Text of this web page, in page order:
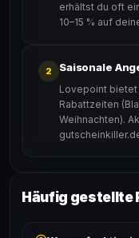
erhältst du oft
10–15 % auf
2 Saisonale
Lovepoint
Rabattzeiten
Weihnachten).
Häufig gestellte